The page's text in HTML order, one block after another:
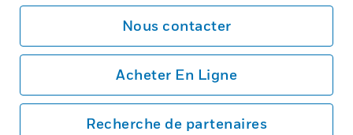
Nous contacter
Acheter En Ligne
Recherche de partenaires